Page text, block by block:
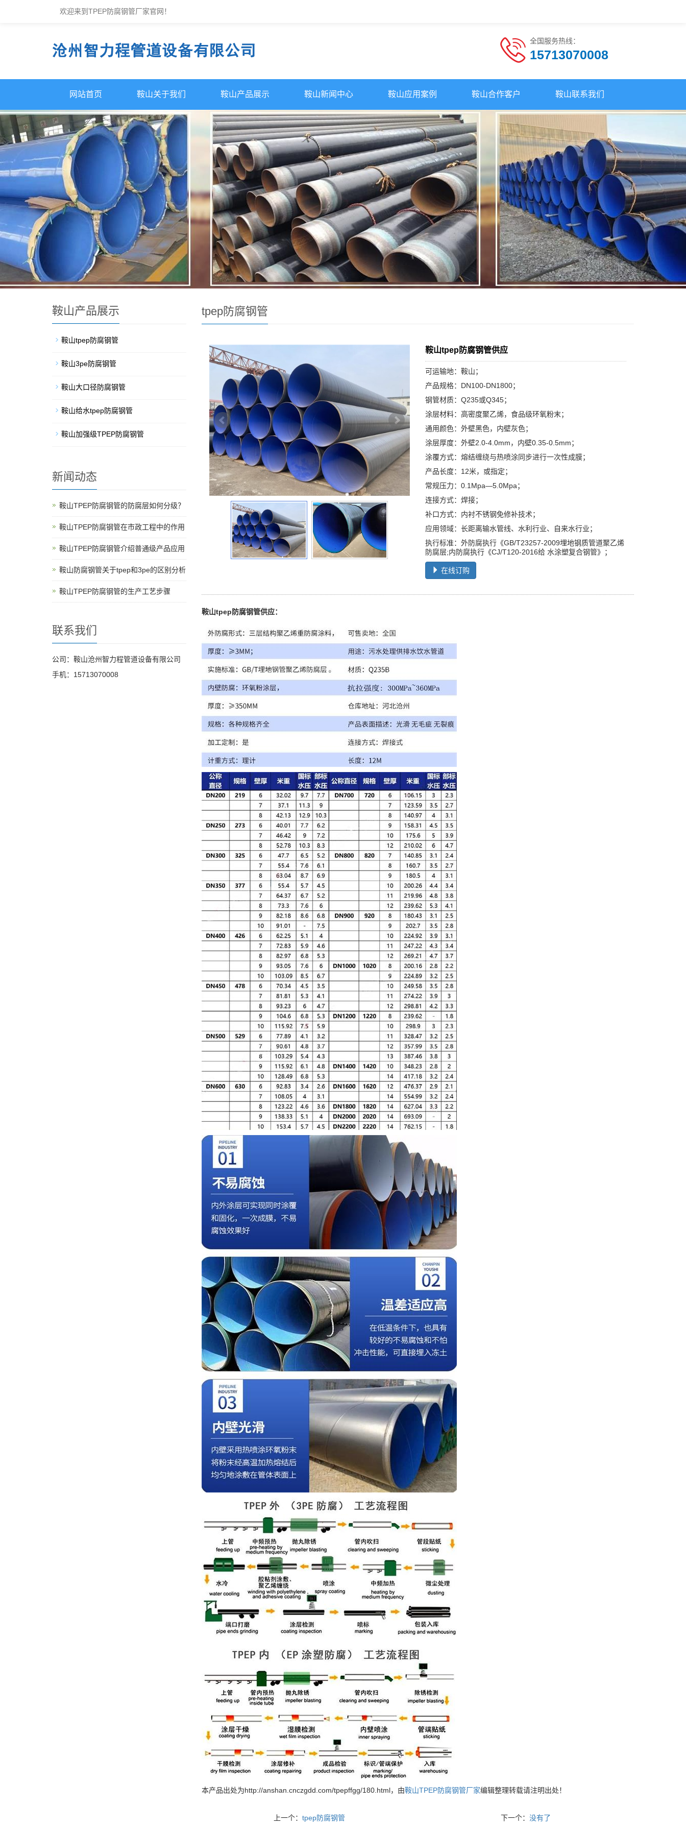
欢迎来到TPEP防腐钢管厂家官网！
全国服务热线：
15713070008
网站首页 鞍山关于我们 鞍山产品展示 鞍山新闻中心 鞍山应用案例 鞍山合作客户 鞍山联系我们
tpep防腐钢管
鞍山tpep防腐钢管供应
可运输地：鞍山；
产品规格：DN100-DN1800；
钢管材质：Q235或Q345；
涂层材料：高密度聚乙烯，食品级环氧粉末；
通用颜色：外壁黑色，内壁灰色；
涂层厚度：外壁2.0-4.0mm，内壁0.35-0.5mm；
涂覆方式：熔结缠绕与热喷涂同步进行一次性成膜；
产品长度：12米，或指定；
常规压力：0.1Mpa—5.0Mpa；
连接方式：焊接；
补口方式：内衬不锈钢免修补技术；
应用领域：长距离输水管线、水利行业、自来水行业；
执行标准：外防腐执行《GB/T23257-2009埋地钢质管道聚乙烯
防腐层;内防腐执行《CJ/T120-2016给 水涂塑复合钢管》；
在线订购
鞍山tpep防腐钢管供应：
本产品出处为http://anshan.cnczgdd.com/tpepffgg/180.html，由鞍山TPEP防腐钢管厂家编辑整理转载请注明出处！
上一个：tpep防腐钢管 下一个：没有了
鞍山产品展示
鞍山tpep防腐钢管
鞍山3pe防腐钢管
鞍山大口径防腐钢管
鞍山给水tpep防腐钢管
鞍山加强级TPEP防腐钢管
新闻动态
鞍山TPEP防腐钢管的防腐层如何分级？
鞍山TPEP防腐钢管在市政工程中的作用
鞍山TPEP防腐钢管介绍普通级产品应用
鞍山防腐钢管关于tpep和3pe的区别分析
鞍山TPEP防腐钢管的生产工艺步骤
联系我们
公司：鞍山沧州智力程管道设备有限公司
手机：15713070008